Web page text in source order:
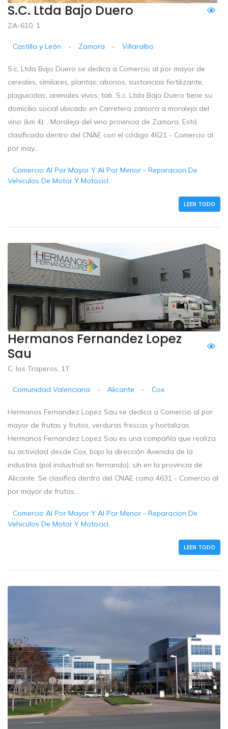
S.c. Ltda Bajo Duero
ZA-610, 1
Castilla y León - Zamora - Villaralbo
S.c. Ltda Bajo Duero se dedica a Comercio al por mayor de
cereales, similares, plantas, abonos, sustancias fertilizante,
plaguicidas, animales vivos, tab. S.c. Ltda Bajo Duero tiene su
domicilio social ubicado en Carretera zamora a moraleja del
vino (km 4), , Moraleja del vino provincia de Zamora. Está
clasificada dentro del CNAE con el código 4621 - Comercio al
por may...
Comercio Al Por Mayor Y Al Por Menor - Reparacion De
Vehiculos De Motor Y Motocicl..
LEER TODO
Hermanos Fernandez Lopez
Sau
C. los Traperos, 1T
Comunidad Valenciana - Alicante - Cox
Hermanos Fernandez Lopez Sau se dedica a Comercio al por
mayor de frutas y frutos, verduras frescas y hortalizas.
Hermanos Fernandez Lopez Sau es una compañía que realiza
su actividad desde Cox, bajo la dirección Avenida de la
industria (pol industrial sn fernando), s/n en la provincia de
Alicante. Se clasifica dentro del CNAE como 4631 - Comercio al
por mayor de frutas...
Comercio Al Por Mayor Y Al Por Menor - Reparacion De
Vehiculos De Motor Y Motocicl..
LEER TODO